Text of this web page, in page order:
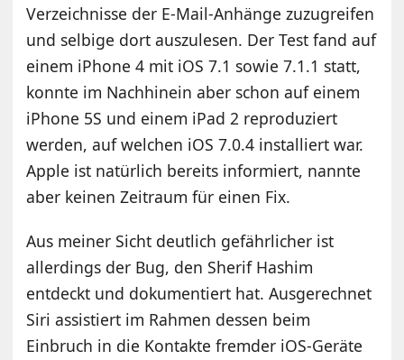
Verzeichnisse der E-Mail-Anhänge zuzugreifen
und selbige dort auszulesen. Der Test fand auf
einem iPhone 4 mit iOS 7.1 sowie 7.1.1 statt,
konnte im Nachhinein aber schon auf einem
iPhone 5S und einem iPad 2 reproduziert
werden, auf welchen iOS 7.0.4 installiert war.
Apple ist natürlich bereits informiert, nannte
aber keinen Zeitraum für einen Fix.
Aus meiner Sicht deutlich gefährlicher ist
allerdings der Bug, den Sherif Hashim
entdeckt und dokumentiert hat. Ausgerechnet
Siri assistiert im Rahmen dessen beim
Einbruch in die Kontakte fremder iOS-Geräte